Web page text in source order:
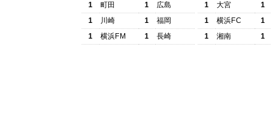
1
町田 1
広島
1
川崎 1
福岡
1
横浜FM 1 長崎
1
大宮
1
1
横浜FC
1
1
湘南 1